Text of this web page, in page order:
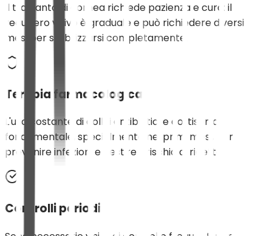
Il trapianto di cornea richiede pazienza e cura: il
recupero visivo è graduale e può richiedere diversi
mesi per stabilizzarsi completamente.
Terapia farmacologica
L'uso costante di colliri antibiotici e cortisonici è
fondamentale, specialmente nei primi mesi, per
prevenire infezioni e gestire il rischio di rigetto.
Controlli periodici